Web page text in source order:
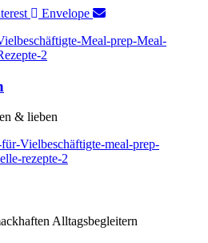
Envelope
& lieben
Alltagsbegleitern